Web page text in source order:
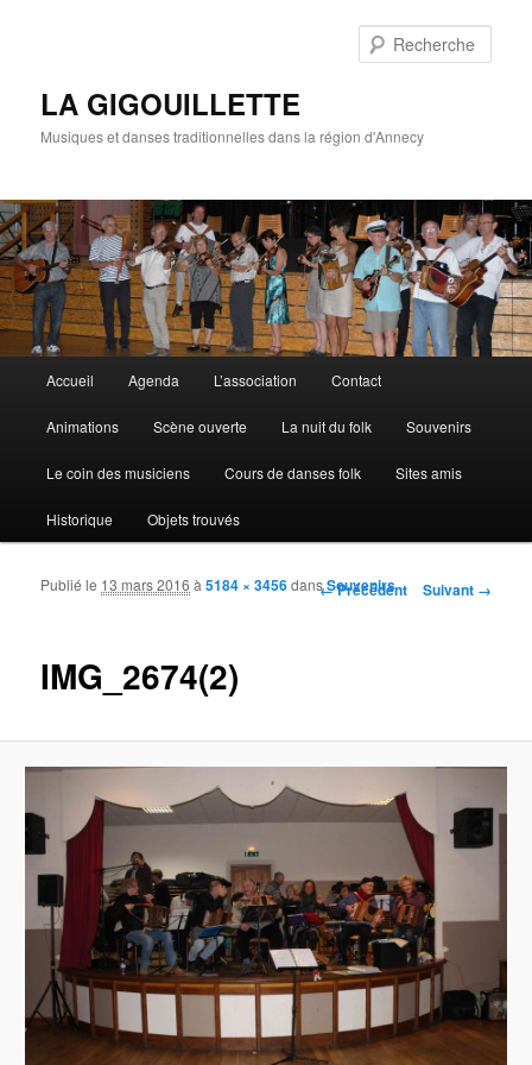
LA GIGOUILLETTE
Musiques et danses traditionnelles dans la région d'Annecy
Aller au contenu principal
Aller au contenu secondaire
Accueil Agenda L’association Contact
Animations Scène ouverte La nuit du folk Souvenirs
Le coin des musiciens Cours de danses folk Sites amis
Historique Objets trouvés
Navigation des images
← Précédent Suivant →
IMG_2674(2)
Publié le 13 mars 2016 à5184 × 3456dansSouvenirs